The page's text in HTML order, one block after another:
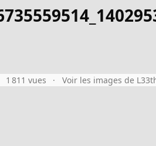
1 811 vues Voir les images de